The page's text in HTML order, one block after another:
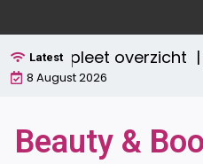
naar
de
inhoud
Latest
compleet overzicht |
8 August 2026
Beauty &